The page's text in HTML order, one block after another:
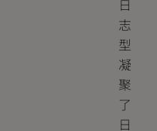
日
志
型
凝
聚
了
日